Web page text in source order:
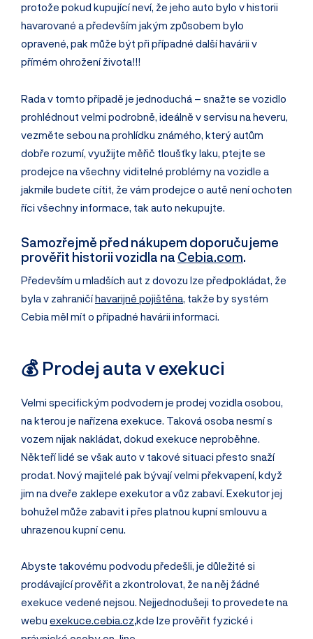
protože pokud kupující neví, že jeho auto bylo v historii
havarované a především jakým způsobem bylo
opravené, pak může být při případné další havárii v
přímém ohrožení života!!!
Rada v tomto případě je jednoduchá – snažte se vozidlo
prohlédnout velmi podrobně, ideálně v servisu na heveru,
vezměte sebou na prohlídku známého, který autům
dobře rozumí, využijte měřič tloušťky laku, ptejte se
prodejce na všechny viditelné problémy na vozidle a
jakmile budete cítit, že vám prodejce o autě není ochoten
říci všechny informace, tak auto nekupujte.
Samozřejmě před nákupem doporučujeme
prověřit historii vozidla na Cebia.com.
Především u mladších aut z dovozu lze předpokládat, že
byla v zahraničíhavarijně pojištěna, takže by systém
Cebia měl mít o případné havárii informaci.
💰 Prodej auta v exekuci
Velmi specifickým podvodem je prodej vozidla osobou,
na kterou je nařízena exekuce. Taková osoba nesmí s
vozem nijak nakládat, dokud exekuce neproběhne.
Někteří lidé se však auto v takové situaci přesto snaží
prodat. Nový majitelé pak bývají velmi překvapení, když
jim na dveře zaklepe exekutor a vůz zabaví. Exekutor jej
bohužel může zabavit i přes platnou kupní smlouvu a
uhrazenou kupní cenu.
Abyste takovému podvodu předešli, je důležité si
prodávající prověřit a zkontrolovat, že na něj žádné
exekuce vedené nejsou. Nejjednodušeji to provedete na
webu exekuce.cebia.cz,kde lze prověřit fyzické i